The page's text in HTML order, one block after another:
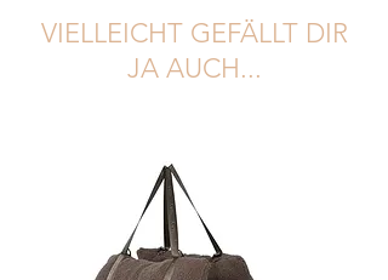
VIELLEICHT GEFÄLLT DIR
JA AUCH...